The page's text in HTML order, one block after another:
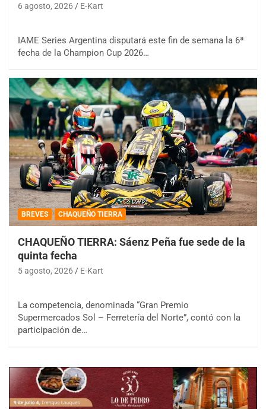
6 agosto, 2026 E-Kart
IAME Series Argentina disputará este fin de semana la 6ª
fecha de la Champion Cup 2026…
BREVES CHAQUEÑO TIERRA
CHAQUEÑO TIERRA: Sáenz Peña fue sede de la
quinta fecha
5 agosto, 2026 E-Kart
La competencia, denominada “Gran Premio
Supermercados Sol – Ferretería del Norte”, contó con la
participación de…